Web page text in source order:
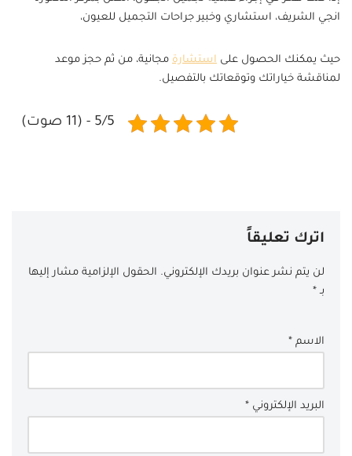
انجي الشريف، استشاري وخبير جراحات التجميل للعيون،
حيث يمكنك الحصول على استشارة مجانية، من ثم حجز موعد
لمناقشة خياراتك وتوقعاتك بالتفصيل.
5/5 - (11 صوت)
اترك تعليقاً
لن يتم نشر عنوان بريدك الإلكتروني. الحقول الإلزامية مشار إليها
بـ *
الاسم *
البريد الإلكتروني *